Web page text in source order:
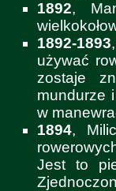
1892,
1892-1893
używać
zostaje
mundurze
w
1894,
Jest to